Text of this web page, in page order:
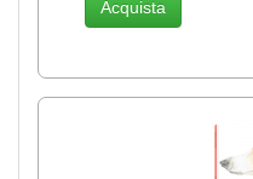
Acquista